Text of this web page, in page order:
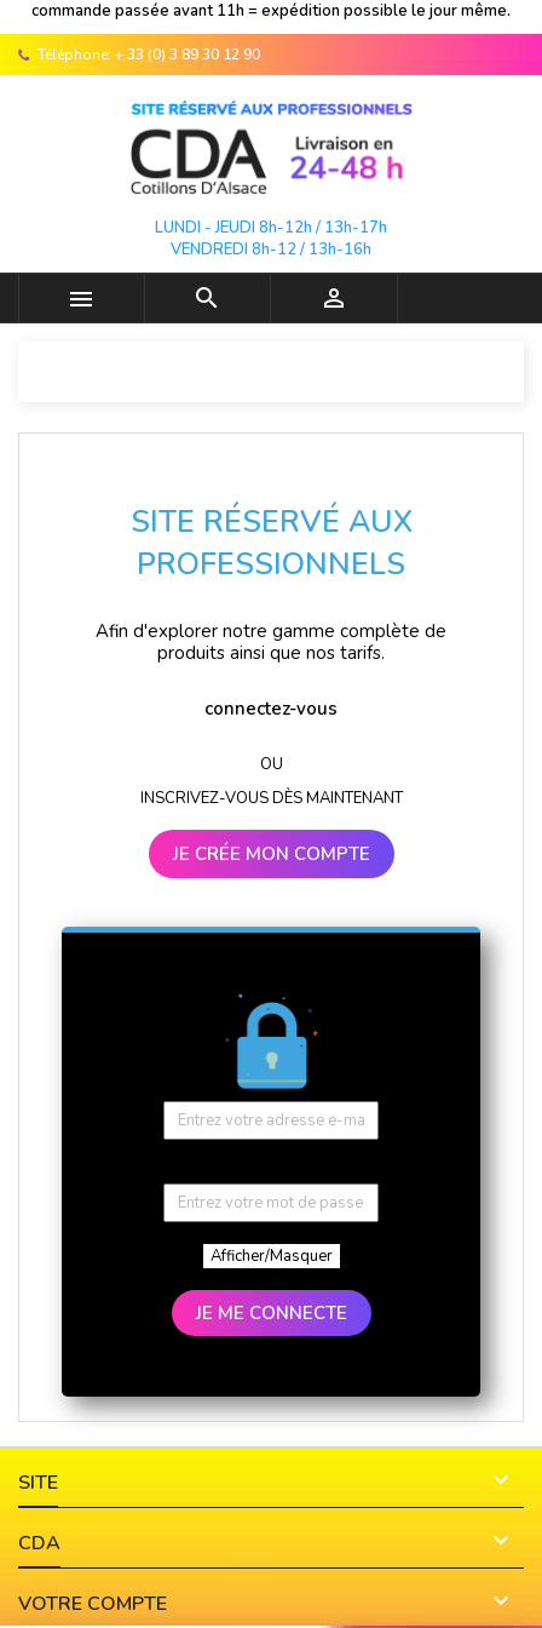
commande passée avant 11h = expédition possible le jour même.
Téléphone: + 33 (0) 3 89 30 12 90
LUNDI - JEUDI 8h-12h / 13h-17h
VENDREDI 8h-12 / 13h-16h
  
SITE RÉSERVÉ AUX
PROFESSIONNELS
Afin d'explorer notre gamme complète de
produits ainsi que nos tarifs.
connectez-vous
OU
INSCRIVEZ-VOUS DÈS MAINTENANT
JE CRÉE MON COMPTE
Afficher/Masquer
JE ME CONNECTE
SITE 
CDA 
VOTRE COMPTE 